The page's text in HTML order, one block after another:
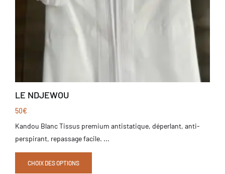
LE NDJEWOU
50€
Kandou Blanc Tissus premium antistatique, déperlant, anti-
perspirant, repassage facile. ...
CHOIX DES OPTIONS